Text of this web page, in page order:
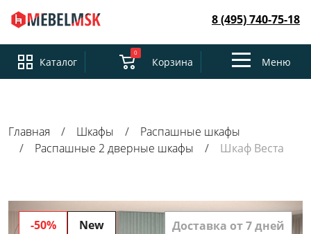
8 (495) 740-75-18
Каталог
0
Корзина
ToggleМеню
Главная Шкафы
Распашные шкафы
Распашные 2 дверные шкафы
Шкаф Веста
-50% New Доставка от 7 дней